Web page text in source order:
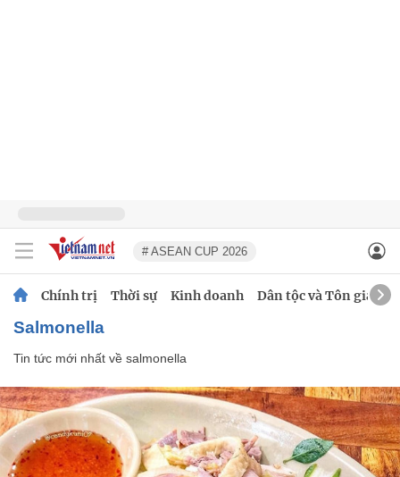
# ASEAN CUP 2026
Chính trị Thời sự Kinh doanh Dân tộc và Tôn giáo
salmonella
Tin tức mới nhất về salmonella